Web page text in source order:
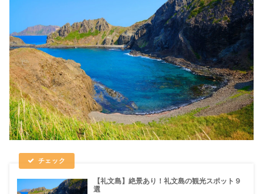
【礼文島】絶景あり！礼文島の観光スポット９
選